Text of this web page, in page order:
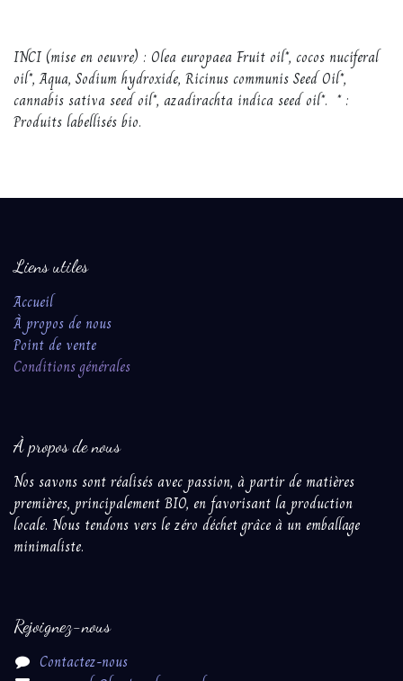
INCI (mise en oeuvre) : Olea europaea Fruit oil*, cocos nuciferal
oil*, Aqua, Sodium hydroxide, Ricinus communis Seed Oil*,
cannabis sativa seed oil*, azadirachta indica seed oil*. * :
Produits labellisés bio.
Liens utiles
Accueil
À propos de nous
Point de vente
Conditions ​génér​ales​
À propos de nous
Nos savons sont réalisés avec passion, à partir ​de matières
premières, principalement BIO, en favorisant la production
locale. Nous tendons vers le zéro déchet grâce à un emballage
minimaliste.
Rejoignez-nous
Contactez-nous